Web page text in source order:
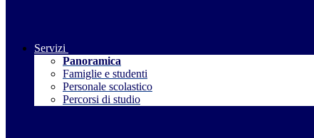
Servizi
Panoramica
Famiglie e studenti
Personale scolastico
Percorsi di studio